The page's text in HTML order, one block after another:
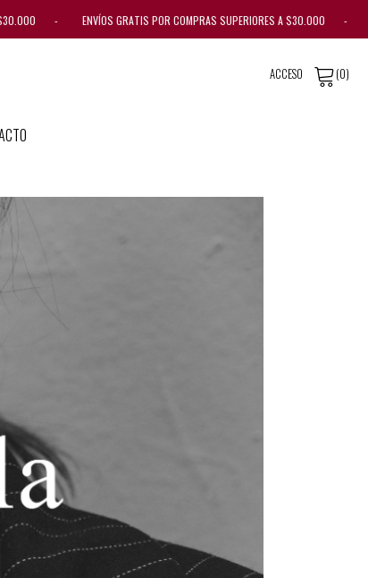
ENVÍOS GRATIS POR COMPRAS SUPERIORES A $30.000 -
ACCESO (0)